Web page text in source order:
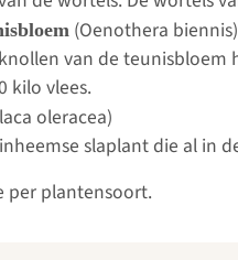
(Oenothera biennis)
van de teunisbloem
kilo vlees.
oleracea)
slaplant die al in
per plantensoort.